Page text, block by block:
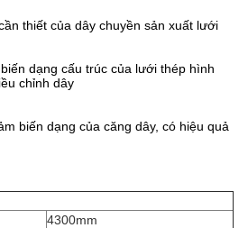
thiết của dây chuyền sản xuất lưới
biến dạng cấu trúc của lưới thép hình
chỉnh dây
biến dạng của căng dây, có hiệu quả
4300mm